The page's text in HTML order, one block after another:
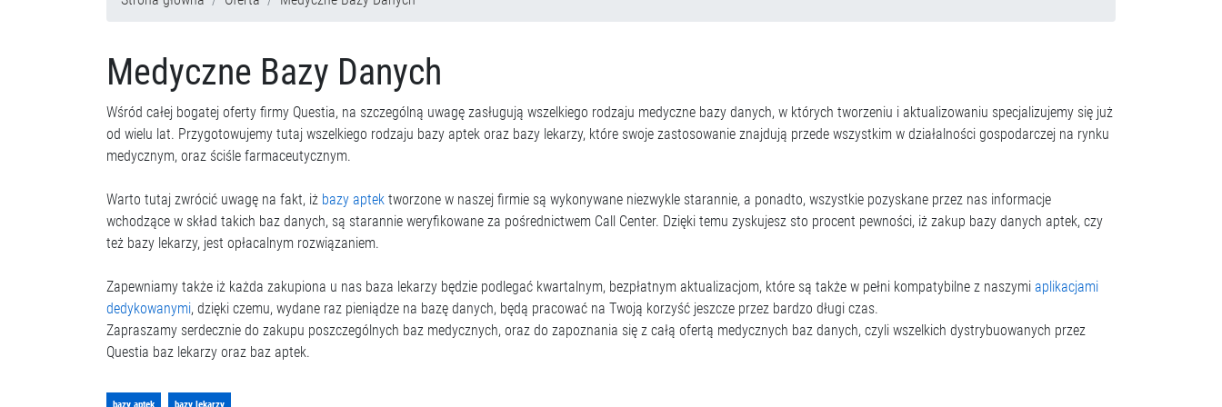
Medyczne Bazy Danych
Wśród całej bogatej oferty firmy Questia, na szczególną uwagę zasługują wszelkiego rodzaju medyczne bazy danych, w których tworzeniu i aktualizowaniu specjalizujemy się już
od wielu lat. Przygotowujemy tutaj wszelkiego rodzaju bazy aptek oraz bazy lekarzy, które swoje zastosowanie znajdują przede wszystkim w działalności gospodarczej na rynku
medycznym, oraz ściśle farmaceutycznym.
Warto tutaj zwrócić uwagę na fakt, iż bazy aptek tworzone w naszej firmie są wykonywane niezwykle starannie, a ponadto, wszystkie pozyskane przez nas informacje
wchodzące w skład takich baz danych, są starannie weryfikowane za pośrednictwem Call Center. Dzięki temu zyskujesz sto procent pewności, iż zakup bazy danych aptek, czy
też bazy lekarzy, jest opłacalnym rozwiązaniem.
Zapewniamy także iż każda zakupiona u nas baza lekarzy będzie podlegać kwartalnym, bezpłatnym aktualizacjom, które są także w pełni kompatybilne z naszymi aplikacjami
dedykowanymi, dzięki czemu, wydane raz pieniądze na bazę danych, będą pracować na Twoją korzyść jeszcze przez bardzo długi czas.
Zapraszamy serdecznie do zakupu poszczególnych baz medycznych, oraz do zapoznania się z całą ofertą medycznych baz danych, czyli wszelkich dystrybuowanych przez
Questia baz lekarzy oraz baz aptek.